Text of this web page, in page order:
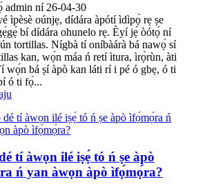
admin ní 26-04-30
ìpèsè oúnjẹ, dídára àpótí ìdìpọ̀ rẹ ṣe
bí dídára ohunelo rẹ. Èyí jẹ́ òótọ́ ní
tortillas. Nígbà tí oníbàárà bá nawọ́ sí
kan, wọ́n máa ń retí ìtura, ìrọ̀rùn, àti
wọ́n bá ṣí àpò kan láti rí i pé ó gbẹ, ó ti
ó ti fọ́...
tí àwọn ilé iṣẹ́ tó ń ṣe àpò
ń yan àwọn àpò ìfọ́mọ́ra?